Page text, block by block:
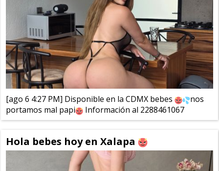
[ago 6 4:27 PM] Disponible en la CDMX bebes
nos
portamos mal papi
Información al 2288461067
Hola bebes hoy en Xalapa